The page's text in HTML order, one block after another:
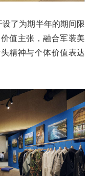
了为期半年的期间限
值主张，融合军装美
精神与个体价值表达